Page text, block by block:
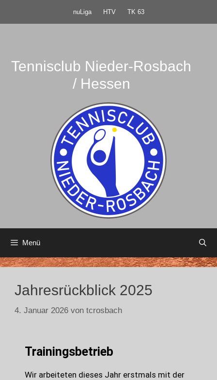
nuLiga HTV TK 63
Tennisclub Nieder-Rosbach
/ Hessen
Menü
Jahresrückblick 2025
4. Januar 2026 von tcrosbach
Trainingsbetrieb
Wir arbeiteten dieses Jahr erstmals mit der